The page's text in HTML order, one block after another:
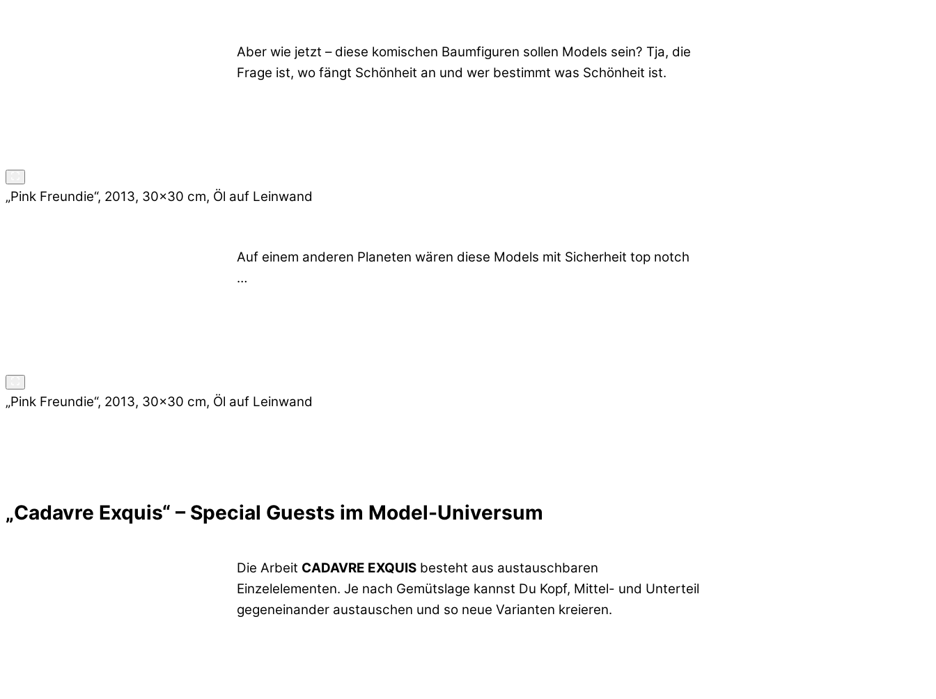
Aber wie jetzt – diese komischen Baumfiguren sollen Models sein? Tja, die
Frage ist, wo fängt Schönheit an und wer bestimmt was Schönheit ist.
„Pink Freundie“, 2013, 30×30 cm, Öl auf Leinwand
Auf einem anderen Planeten wären diese Models mit Sicherheit top notch
…
„Pink Freundie“, 2013, 30×30 cm, Öl auf Leinwand
„Cadavre Exquis“ – Special Guests im Model-Universum
Die Arbeit CADAVRE EXQUIS besteht aus austauschbaren
Einzelelementen. Je nach Gemütslage kannst Du Kopf, Mittel- und Unterteil
gegeneinander austauschen und so neue Varianten kreieren.